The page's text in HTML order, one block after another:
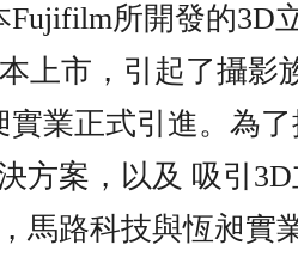
Fujifilm所開發的3D
上市，引起了攝影
實業正式引進。為
方案，以及 吸引
馬路科技與恆昶實